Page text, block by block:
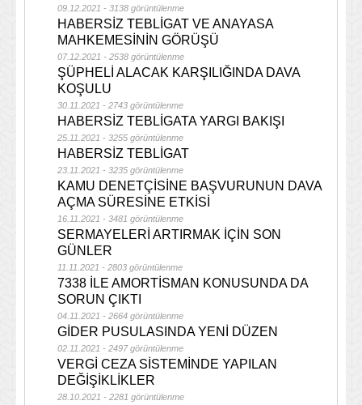
09.12.2021 - 3138 görüntülenme
HABERSİZ TEBLİGAT VE ANAYASA
MAHKEMESİNİN GÖRÜŞÜ
07.12.2021 - 2538 görüntülenme
ŞÜPHELİ ALACAK KARŞILIĞINDA DAVA
KOŞULU
30.11.2021 - 2743 görüntülenme
HABERSİZ TEBLİGATA YARGI BAKIŞI
25.11.2021 - 3255 görüntülenme
HABERSİZ TEBLİGAT
23.11.2021 - 3235 görüntülenme
KAMU DENETÇİSİNE BAŞVURUNUN DAVA
AÇMA SÜRESİNE ETKİSİ
16.11.2021 - 3481 görüntülenme
SERMAYELERİ ARTIRMAK İÇİN SON
GÜNLER
11.11.2021 - 2803 görüntülenme
7338 İLE AMORTİSMAN KONUSUNDA DA
SORUN ÇIKTI
04.11.2021 - 2664 görüntülenme
GİDER PUSULASINDA YENİ DÜZEN
02.11.2021 - 2497 görüntülenme
VERGİ CEZA SİSTEMİNDE YAPILAN
DEĞİŞİKLİKLER
28.10.2021 - 2281 görüntülenme